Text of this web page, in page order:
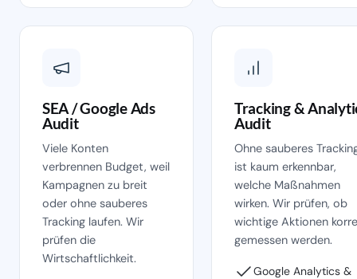
SEA / Google Ads
Audit
Viele Konten
verbrennen Budget, weil
Kampagnen zu breit
oder ohne sauberes
Tracking laufen. Wir
prüfen die
Wirtschaftlichkeit.
Tracking &
Audit
Ohne sauberes
ist kaum erkennbar,
welche Maßnahmen
wirken. Wir prüfen, ob
wichtige Aktionen
gemessen werden.
Google Analytics &